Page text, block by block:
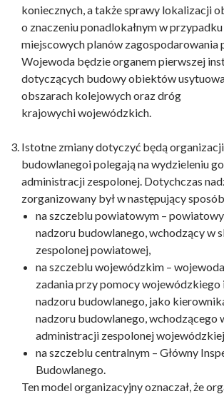
koniecznych, a także sprawy lokalizacji
o znaczeniu ponadlokałnym w
miejscowych planów zagospodarowania
Wojewoda będzie organem pierwszej
dotyczących budowy obiektów
obszarach kolejowych oraz dróg
krajowychi wojewódzkich.
Istotne zmiany dotyczyć będą
budowlanegoi polegają na wydzieleniu
administracji zespolonej. Dotychczas
zorganizowany był w następujący
na szczeblu powiatowym –
nadzoru budowlanego, wchodzący w
zespolonej powiatowej,
na szczeblu wojewódzkim –
zadania przy pomocy
nadzoru budowlanego, jako
nadzoru budowlanego, wchodzącego
administracji zespolonej
na szczeblu centralnym – Główny
Budowlanego.
Ten model organizacyjny oznaczał, że